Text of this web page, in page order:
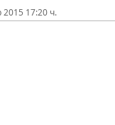
2015 17:20 ч.